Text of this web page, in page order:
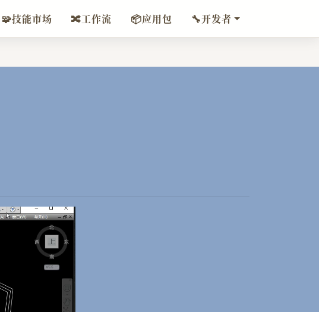
🧩技能市场 🔀工作流 📦应用包 🔧开发者